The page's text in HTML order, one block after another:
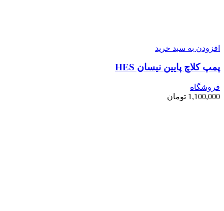
افزودن به سبد خرید
پمپ کلاچ پایین نیسان HES
فروشگاه
1,100,000 تومان